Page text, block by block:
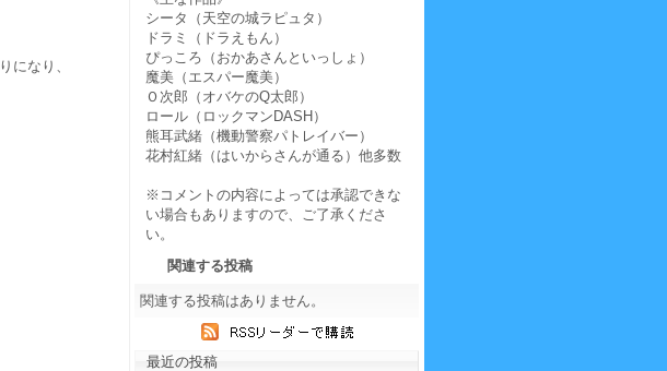
になり、
シータ（天空の城ラピュタ）
ドラミ（ドラえもん）
ぴっころ（おかあさんといっしょ）
魔美（エスパー魔美）
Ｏ次郎（オバケのQ太郎）
ロール（ロックマンDASH）
熊耳武緒（機動警察パトレイバー）
花村紅緒（はいからさんが通る）他多数
※コメントの内容によっては承認できな
い場合もありますので、ご了承くださ
い。
関連する投稿
関連する投稿はありません。
最近の投稿